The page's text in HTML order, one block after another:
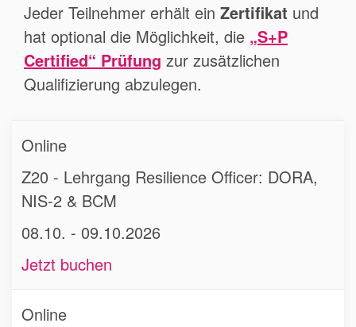
Jeder Teilnehmer erhält ein Zertifikat und
hat optional die Möglichkeit, die „S+P
Certified“ Prüfung zur zusätzlichen
Qualifizierung abzulegen.
Online
Z20 - Lehrgang Resilience Officer: DORA,
NIS-2 & BCM
08.10. - 09.10.2026
Jetzt buchen
Online